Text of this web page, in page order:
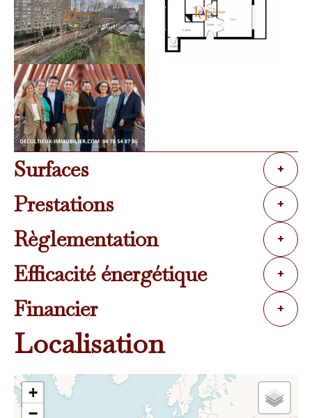
Surfaces +
Prestations +
Règlementation +
Efficacité énergétique +
Financier +
Localisation
+
−